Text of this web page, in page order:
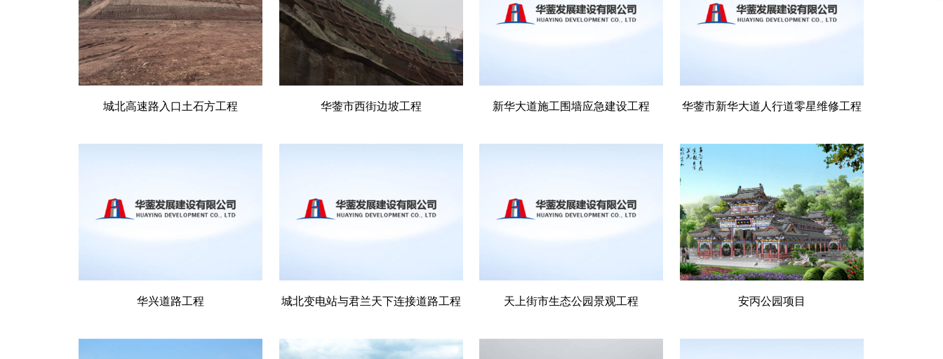
城北高速路入口土石方工程 华蓥市西街边坡工程 新华大道施工围墙应急建设工程 华蓥市新华大道人行道零星维修工程
华兴道路工程 城北变电站与君兰天下连接道路工程 天上街市生态公园景观工程 安丙公园项目